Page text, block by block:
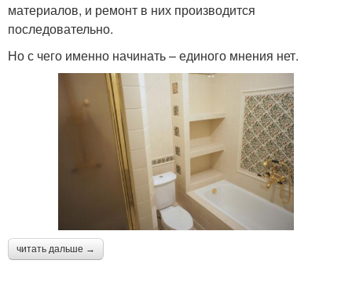
материалов, и ремонт в них производится
последовательно.
Но с чего именно начинать – единого мнения нет.
читать дальше →